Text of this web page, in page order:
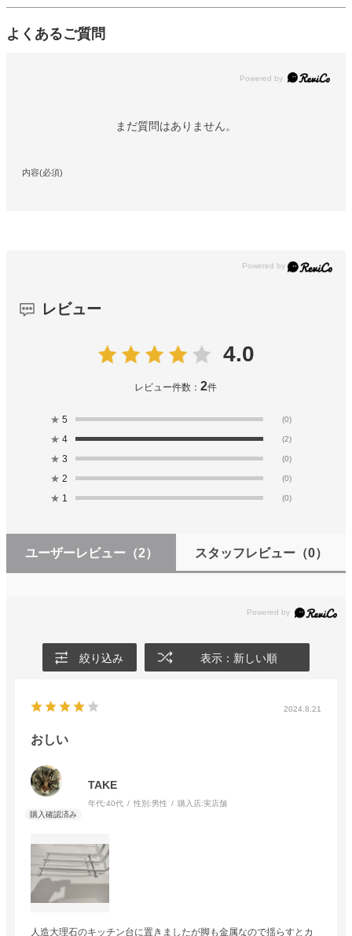
よくあるご質問
Powered by
まだ質問はありません。
内容(必須)
レビュー
4.0
レビュー件数：2件
★ 5 (0)
★ 4 (2)
★ 3 (0)
★ 2 (0)
★ 1 (0)
ユーザーレビュー （2） スタッフレビュー（0）
絞り込み 表示：新しい順
2024.8.21
おしい
TAKE
年代:40代 性別:男性 購入店:実店舗
人造大理石のキッチン台に置きましたが脚も金属なので揺らすとカ